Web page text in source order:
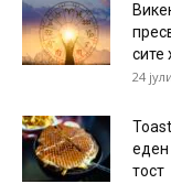
сите
24
еден
тост